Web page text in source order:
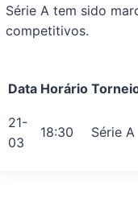
Série A tem sido
competitivos.
Data Horário
21-
03
18:30 Série A